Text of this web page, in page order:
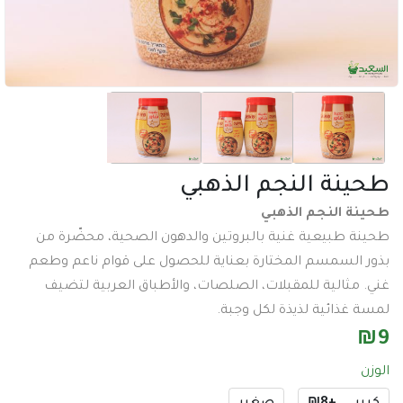
طاقة شمسية
اكسسورات
ساعات
سماعاتالنجم الذهبي
النجم الذهبي
طبيعية غنية بالبروتين والدهون الصحية، محضّرة من
المختارة بعناية للحصول على قوام ناعم وطعم
للمقبلات، الصلصات، والأطباق العربية لتضيف
لذيذة لكل وجبة.